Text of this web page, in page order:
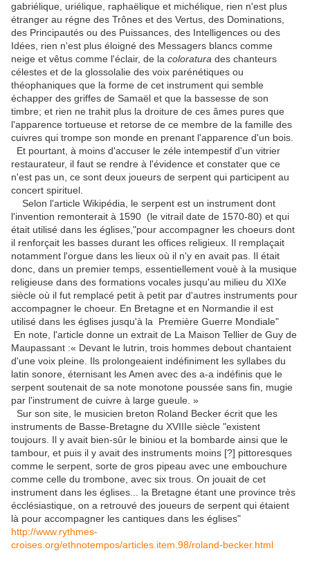
gabriélique, uriélique, raphaëlique et michélique, rien n'est plus
étranger au régne des Trônes et des Vertus, des Dominations,
des Principautés ou des Puissances, des Intelligences ou des
Idées, rien n'est plus éloigné des Messagers blancs comme
neige et vêtus comme l'éclair, de la coloratura des chanteurs
célestes et de la glossolalie des voix parénétiques ou
théophaniques que la forme de cet instrument qui semble
échapper des griffes de Samaël et que la bassesse de son
timbre; et rien ne trahit plus la droiture de ces âmes pures que
l'apparence tortueuse et retorse de ce membre de la famille des
cuivres qui trompe son monde en prenant l'apparence d'un bois.
Et pourtant, à moins d'accuser le zéle intempestif d'un vitrier
restaurateur, il faut se rendre à l'évidence et constater que ce
n'est pas un, ce sont deux joueurs de serpent qui participent au
concert spirituel.
Selon l'article Wikipédia, le serpent est un instrument dont
l'invention remonterait à 1590 (le vitrail date de 1570-80) et qui
était utilisé dans les églises,"pour accompagner les choeurs dont
il renforçait les basses durant les offices religieux. Il remplaçait
notamment l'orgue dans les lieux où il n'y en avait pas. Il était
donc, dans un premier temps, essentiellement vouè à la musique
religieuse dans des formations vocales jusqu'au milieu du XIXe
siècle où il fut remplacé petit à petit par d'autres instruments pour
accompagner le choeur. En Bretagne et en Normandie il est
utilisé dans les églises jusqu'à la Première Guerre Mondiale"
En note, l'article donne un extrait de La Maison Tellier de Guy de
Maupassant :« Devant le lutrin, trois hommes debout chantaient
d'une voix pleine. Ils prolongeaient indéfiniment les syllabes du
latin sonore, éternisant les Amen avec des a-a indéfinis que le
serpent soutenait de sa note monotone poussée sans fin, mugie
par l'instrument de cuivre à large gueule. »
Sur son site, le musicien breton Roland Becker écrit que les
instruments de Basse-Bretagne du XVIIIe siècle "existent
toujours. Il y avait bien-sûr le biniou et la bombarde ainsi que le
tambour, et puis il y avait des instruments moins [?] pittoresques
comme le serpent, sorte de gros pipeau avec une embouchure
comme celle du trombone, avec six trous. On jouait de cet
instrument dans les églises... la Bretagne étant une province très
écclésiastique, on a retrouvé des joueurs de serpent qui étaient
là pour accompagner les cantiques dans les églises"
http://www.rythmes-
croises.org/ethnotempos/articles.item.98/roland-becker.html